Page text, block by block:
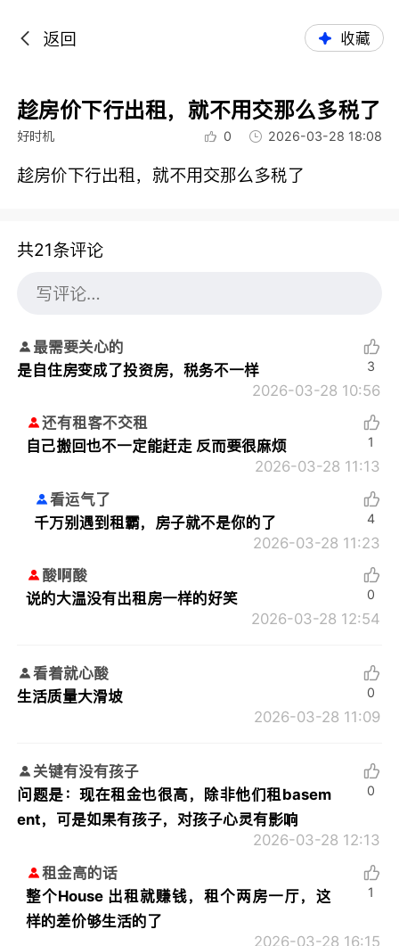
返回 收藏
趁房价下行出租，就不用交那么多税了
好时机 0 2026-03-28 18:08
趁房价下行出租，就不用交那么多税了
共21条评论
最需要关心的
是自住房变成了投资房，税务不一样
2026-03-28 10:56
3
还有租客不交租
自己搬回也不一定能赶走 反而要很麻烦
2026-03-28 11:13
1
看运气了
千万别遇到租霸，房子就不是你的了
2026-03-28 11:23
4
酸啊酸
说的大温没有出租房一样的好笑
2026-03-28 12:54
0
看着就心酸
生活质量大滑坡
2026-03-28 11:09
0
关键有没有孩子
问题是：现在租金也很高，除非他们租basem
ent，可是如果有孩子，对孩子心灵有影响
2026-03-28 12:13
0
租金高的话
整个House 出租就赚钱，租个两房一厅，这
样的差价够生活的了
2026-03-28 16:15
1